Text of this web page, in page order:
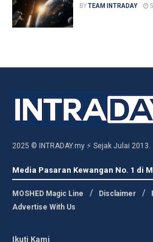
BYTEAM INTRADAY
2025 © INTRADAY.my ⚡ Sejak Julai 2013.
Media Pasaran Kewangan No. 1 di
MOSHED Magic Line Disclaimer
Advertise With Us
Ikuti Kami